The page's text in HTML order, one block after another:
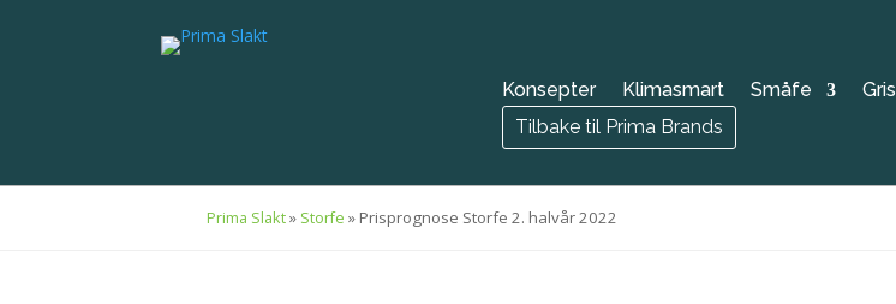
Konsepter Klimasmart Småfe Gris
Tilbake til Prima Brands
Prima Slakt» Storfe » Prisprognose Storfe 2. halvår 2022